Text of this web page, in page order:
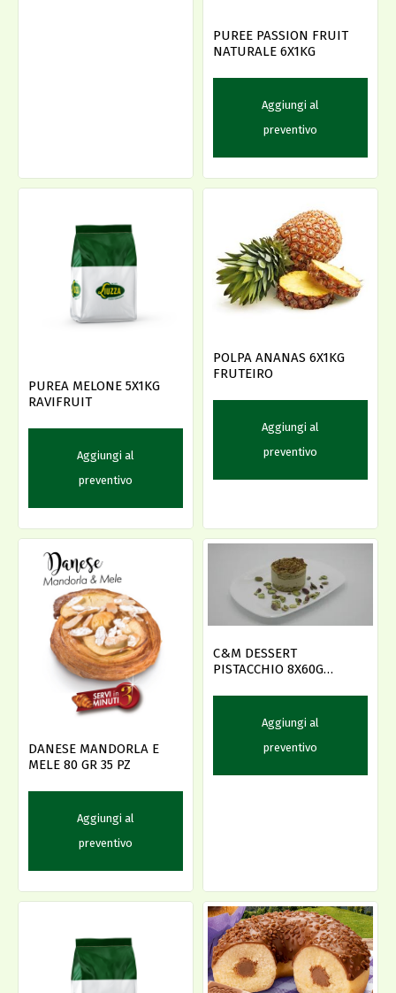
PUREE PASSION FRUIT
NATURALE 6X1KG
Aggiungi al
preventivo
PUREA MELONE 5X1KG
RAVIFRUIT
Aggiungi al
preventivo
POLPA ANANAS 6X1KG
FRUTEIRO
Aggiungi al
preventivo
DANESE MANDORLA E
MELE 80 GR 35 PZ
Aggiungi al
preventivo
C&M DESSERT
PISTACCHIO 8X60G
Aggiungi al
preventivo